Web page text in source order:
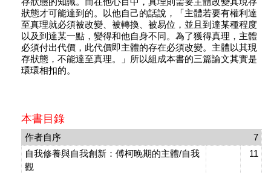
狀態才可能達到的。以他自己的話說，「主體若要有權利達
至真理就必須被改變、被轉換、被易位，並且到達某種程度
以及到達某一點，變得和他自身不同。為了獲得真理，主體
必須付出代價，此代價即主體的存在必須改變。主體以其現
存狀態，不能達至真理。」所以組成本書的三篇論文其實是
環環相扣的。
本書目錄
作者自序
7
自我修養與自我創新：傅柯晚期的主體/自我
觀
11